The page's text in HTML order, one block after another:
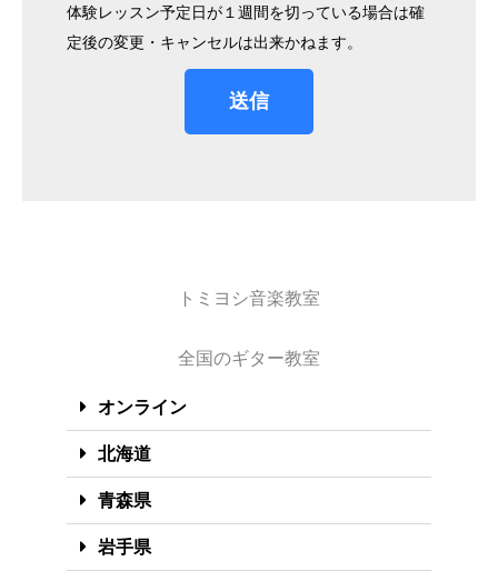
体験レッスン予定日が１週間を切っている場合は確
定後の変更・キャンセルは出来かねます。
送信
トミヨシ音楽教室
全国のギター教室
オンライン
北海道
青森県
岩手県